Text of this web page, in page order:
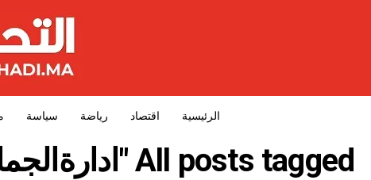
الرئيسية اقتصاد رياضة سياسة
All posts tagged "ادارةالجمارك والضرائب غير المباشرة"